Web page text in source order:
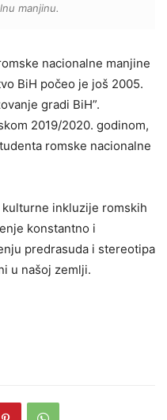
manjinu.
nacionalne manjine
BiH počeo je još 2005.
gradi BiH”.
2019/2020. godinom,
romske nacionalne
inkluzije romskih
konstantno i
predrasuda i stereotipa
u našoj zemlji.